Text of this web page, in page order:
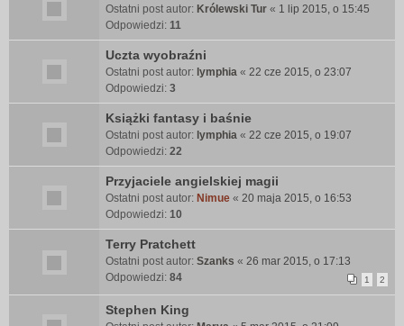
Ostatni post autor: Królewski Tur « 1 lip 2015, o 15:45
Odpowiedzi: 11
Uczta wyobraźni
Ostatni post autor: lymphia « 22 cze 2015, o 23:07
Odpowiedzi: 3
Książki fantasy i baśnie
Ostatni post autor: lymphia « 22 cze 2015, o 19:07
Odpowiedzi: 22
Przyjaciele angielskiej magii
Ostatni post autor: Nimue « 20 maja 2015, o 16:53
Odpowiedzi: 10
Terry Pratchett
Ostatni post autor: Szanks « 26 mar 2015, o 17:13
Odpowiedzi: 84 1 2
Stephen King